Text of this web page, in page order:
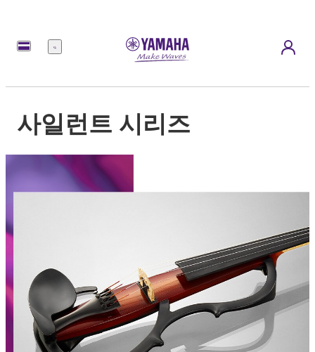
메
사일런트 시리즈